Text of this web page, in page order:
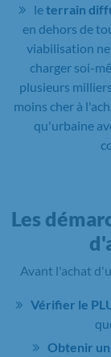
leterrain
en dehors de
viabilisation
charger soi-
plusieurs
moins cher à
qu'urbaine
Les
Avant l'achat
Vérifier le
Obtenir